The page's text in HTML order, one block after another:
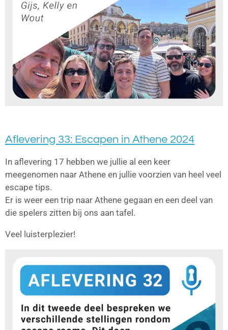
Aflevering 33: Escapen in Athene 2024
In aflevering 17 hebben we jullie al een keer
meegenomen naar Athene en jullie voorzien van heel veel
escape tips.
Er is weer een trip naar Athene gegaan en een deel van
die spelers zitten bij ons aan tafel.
Veel luisterplezier!